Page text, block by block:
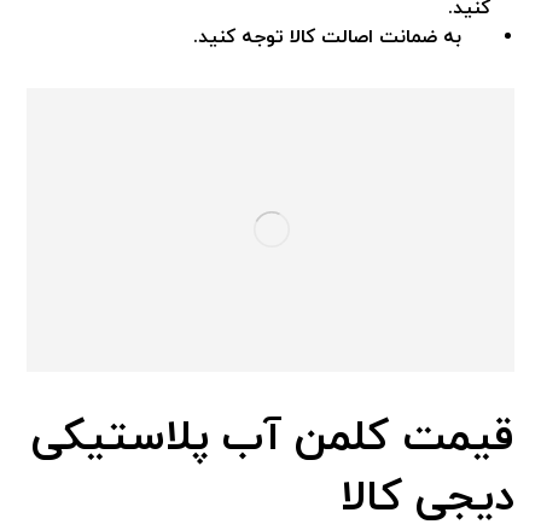
کنید.
به ضمانت اصالت کالا توجه کنید.
قیمت کلمن آب پلاستیکی
دیجی کالا